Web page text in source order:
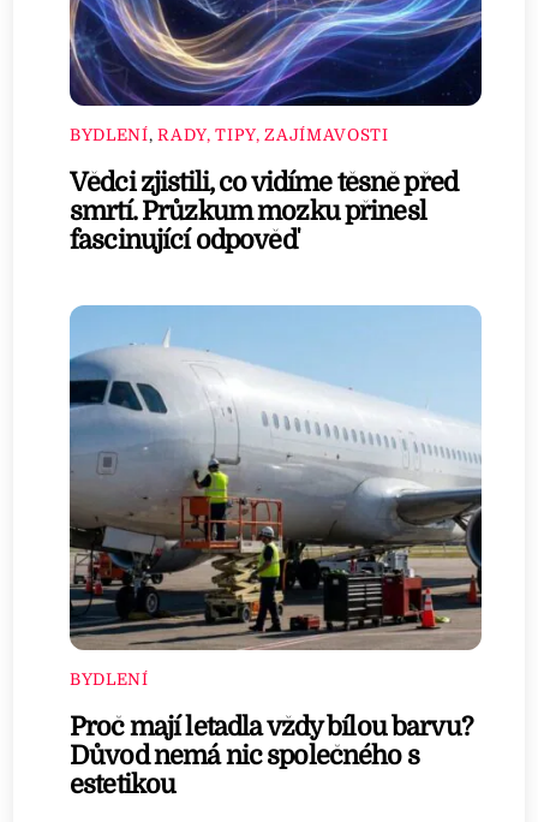
BYDLENÍ,RADY, TIPY, ZAJÍMAVOSTI
Vědci zjistili, co vidíme těsně před
smrtí. Průzkum mozku přinesl
fascinující odpověď
BYDLENÍ
Proč mají letadla vždy bílou barvu?
Důvod nemá nic společného s
estetikou